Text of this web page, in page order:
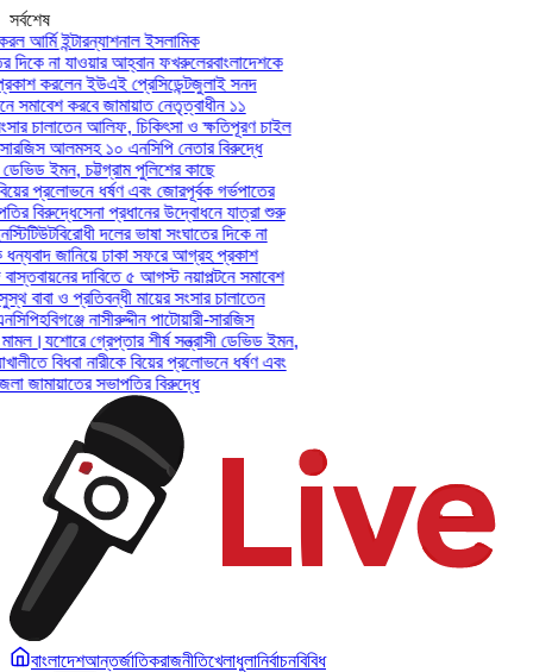
সর্বশেষ
ইন্টারন্যাশনাল ইসলামিক
দিকে না যাওয়ার আহ্বান ফখরুলেরবাংলাদেশকে
করলেন ইউএই প্রেসিডেন্টজুলাই সনদ
করবে জামায়াত নেতৃত্বাধীন ১১
চালাতেন আলিফ, চিকিৎসা ও ক্ষতিপূরণ চাইল
আলমসহ ১০ এনসিপি নেতার বিরুদ্ধে
ইমন, চট্টগ্রাম পুলিশের কাছে
প্রলোভনে ধর্ষণ এবং জোরপূর্বক গর্ভপাতের
বিরুদ্ধেসেনা প্রধানের উদ্বোধনে যাত্রা শুরু
বিরোধী দলের ভাষা সংঘাতের দিকে না
জানিয়ে ঢাকা সফরে আগ্রহ প্রকাশ
দাবিতে ৫ আগস্ট নয়াপল্টনে সমাবেশ
বাবা ও প্রতিবন্ধী মায়ের সংসার চালাতেন
হবিগঞ্জে নাসীরুদ্দীন পাটোয়ারী-সারজিস
যশোরে গ্রেপ্তার শীর্ষ সন্ত্রাসী ডেভিড ইমন,
বিধবা নারীকে বিয়ের প্রলোভনে ধর্ষণ এবং
সভাপতির বিরুদ্ধে
বাংলাদেশআন্তর্জাতিকরাজনীতিখেলাধুলানির্বাচনবিবিধ